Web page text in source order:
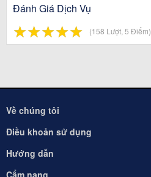
Đánh Giá Dịch Vụ
☆☆☆☆☆
★★★★★ (158 Lượt, 5 Điểm)
Về chúng tôi
Điều khoản sử dụng
Hướng dẫn
Cẩm nang